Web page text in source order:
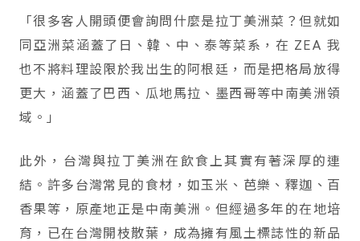
「很多客人開頭便會詢問什麼是拉丁美洲菜？但就如
同亞洲菜涵蓋了日、韓、中、泰等菜系，在 ZEA 我
也不將料理設限於我出生的阿根廷，而是把格局放得
更大，涵蓋了巴西、瓜地馬拉、墨西哥等中南美洲領
域。」
此外，台灣與拉丁美洲在飲食上其實有著深厚的連
結。許多台灣常見的食材，如玉米、芭樂、釋迦、百
香果等，原產地正是中南美洲。但經過多年的在地培
育，已在台灣開枝散葉，成為擁有風土標誌性的新品